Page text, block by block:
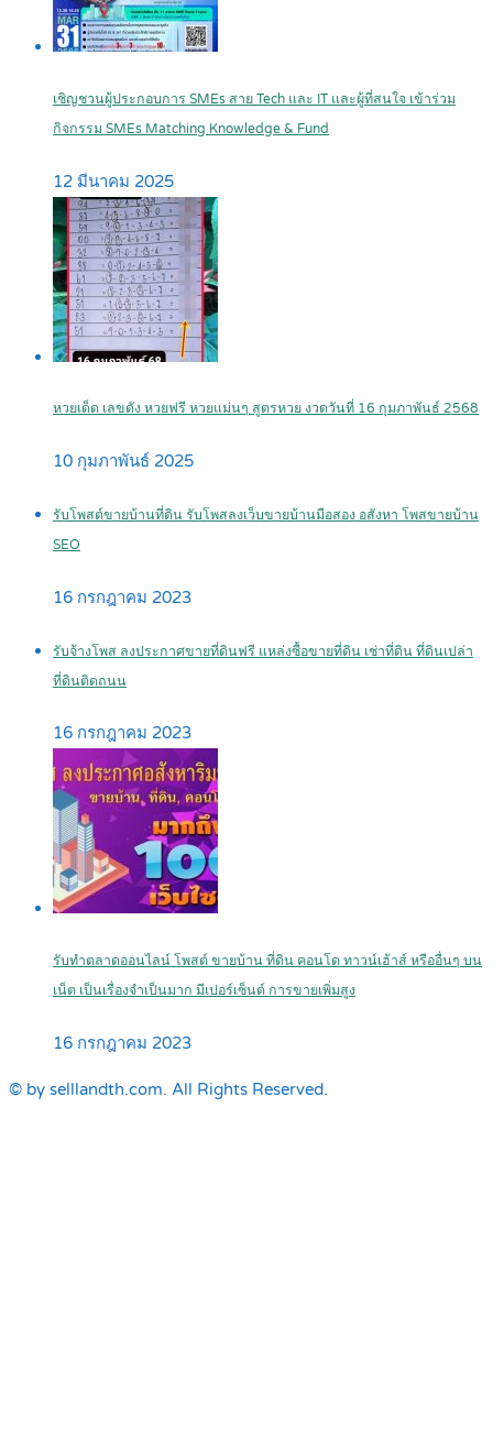
เชิญชวนผู้ประกอบการ SMEs สาย Tech และ IT และผู้ที่สนใจ เข้าร่วม
กิจกรรม SMEs Matching Knowledge & Fund
12 มีนาคม 2025
หวยเด็ด เลขดัง หวยฟรี หวยแม่นๆ สูตรหวย งวดวันที่ 16 กุมภาพันธ์ 2568
10 กุมภาพันธ์ 2025
รับโพสต์ขายบ้านที่ดิน รับโพสลงเว็บขายบ้านมือสอง อสังหา โพสขายบ้าน
SEO
16 กรกฎาคม 2023
รับจ้างโพส ลงประกาศขายที่ดินฟรี แหล่งซื้อขายที่ดิน เช่าที่ดิน ที่ดินเปล่า
ที่ดินติดถนน
16 กรกฎาคม 2023
รับทำตลาดออนไลน์ โพสต์ ขายบ้าน ที่ดิน คอนโด ทาวน์เฮ้าส์ หรืออื่นๆ บน
เน็ต เป็นเรื่องจำเป็นมาก มีเปอร์เซ็นต์ การขายเพิ่มสูง
16 กรกฎาคม 2023
© by selllandth.com. All Rights Reserved.